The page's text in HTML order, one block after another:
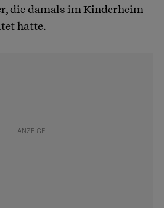
die damals im Kinderheim
hatte.